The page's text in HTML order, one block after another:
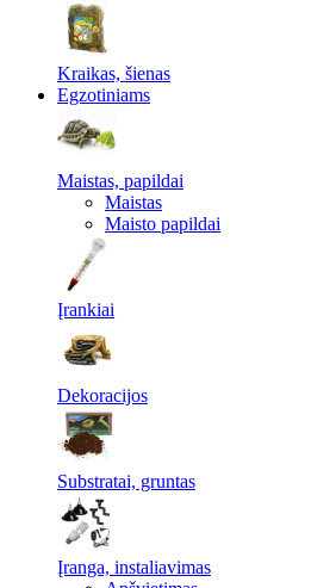
Kraikas, šienas
Egzotiniams
Maistas, papildai
Maistas
Maisto papildai
Įrankiai
Dekoracijos
Substratai, gruntas
Įranga, instaliavimas